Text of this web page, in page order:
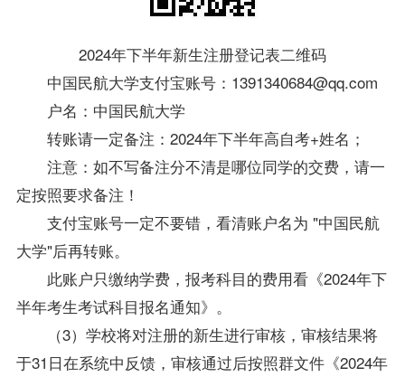
2024年下半年新生注册登记表二维码
中国民航大学支付宝账号：1391340684@qq.com
户名：中国民航大学
转账请一定备注：2024年下半年高自考+姓名；
注意：如不写备注分不清是哪位同学的交费，请一
定按照要求备注！
支付宝账号一定不要错，看清账户名为 "中国民航
大学"后再转账。
此账户只缴纳学费，报考科目的费用看《2024年下
半年考生考试科目报名通知》。
（3）学校将对注册的新生进行审核，审核结果将
于31日在系统中反馈，审核通过后按照群文件《2024年